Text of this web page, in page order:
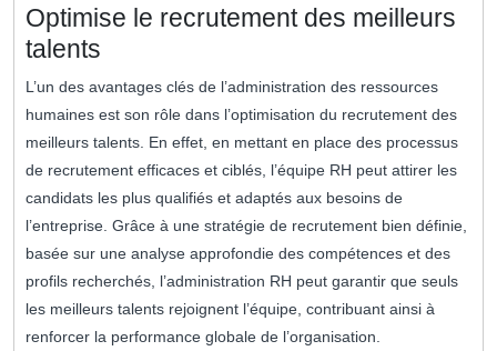
Optimise le recrutement des meilleurs
talents
L’un des avantages clés de l’administration des ressources
humaines est son rôle dans l’optimisation du recrutement des
meilleurs talents. En effet, en mettant en place des processus
de recrutement efficaces et ciblés, l’équipe RH peut attirer les
candidats les plus qualifiés et adaptés aux besoins de
l’entreprise. Grâce à une stratégie de recrutement bien définie,
basée sur une analyse approfondie des compétences et des
profils recherchés, l’administration RH peut garantir que seuls
les meilleurs talents rejoignent l’équipe, contribuant ainsi à
renforcer la performance globale de l’organisation.